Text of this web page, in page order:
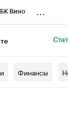
Вино
Финансы